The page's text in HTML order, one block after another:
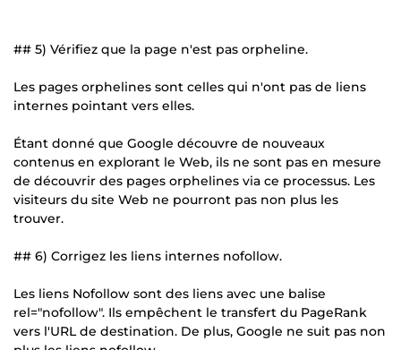
## 5) Vérifiez que la page n'est pas orpheline.
Les pages orphelines sont celles qui n'ont pas de liens
internes pointant vers elles.
Étant donné que Google découvre de nouveaux
contenus en explorant le Web, ils ne sont pas en mesure
de découvrir des pages orphelines via ce processus. Les
visiteurs du site Web ne pourront pas non plus les
trouver.
## 6) Corrigez les liens internes nofollow.
Les liens Nofollow sont des liens avec une balise
rel="nofollow". Ils empêchent le transfert du PageRank
vers l'URL de destination. De plus, Google ne suit pas non